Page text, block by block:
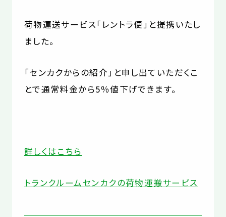
荷物運送サービス「レントラ便」と提携いたし
ました。
「センカクからの紹介」と申し出ていただくこ
とで通常料金から5％値下げできます。
詳しくはこちら
トランクルームセンカクの荷物運搬サービス